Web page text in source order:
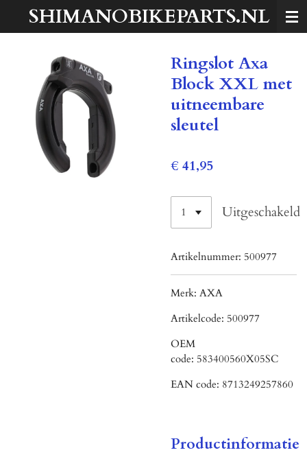
hoofdinhoud
SHIMANOBIKEPARTS.NL
Ringslot Axa
Block XXL met
uitneembare
sleutel
€ 41,95
Uitgeschakeld
Artikelnummer: 500977
Merk: AXA
Artikelcode: 500977
OEM
code: 583400560X05SC
EAN code: 8713249257860
Productinformatie